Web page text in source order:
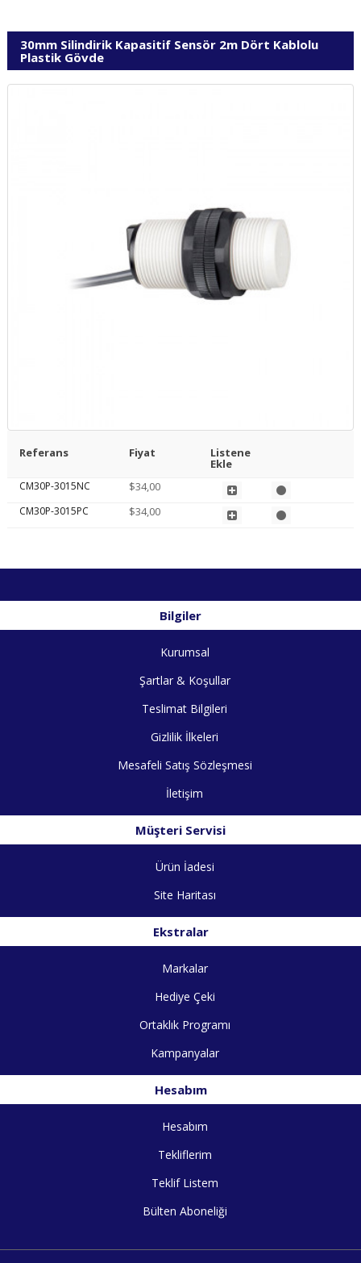
30mm Silindirik Kapasitif Sensör 2m Dört Kablolu
Plastik Gövde
Referans Fiyat Listene
Ekle
CM30P-3015NC $34,00
CM30P-3015PC $34,00
Bilgiler
Kurumsal
Şartlar & Koşullar
Teslimat Bilgileri
Gizlilik İlkeleri
Mesafeli Satış Sözleşmesi
İletişim
Müşteri Servisi
Ürün İadesi
Site Haritası
Ekstralar
Markalar
Hediye Çeki
Ortaklık Programı
Kampanyalar
Hesabım
Hesabım
Tekliflerim
Teklif Listem
Bülten Aboneliği